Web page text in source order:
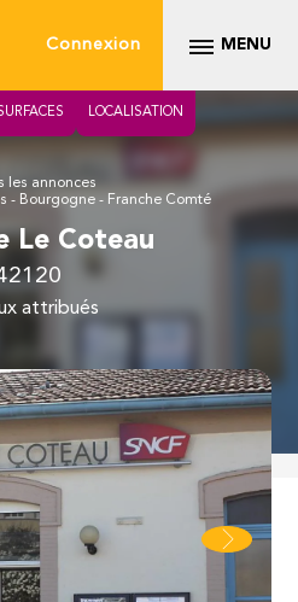
MENU
Connexion
Le Coteau
attribués
les annonces
- Bourgogne - Franche Comté
LOCALISATION